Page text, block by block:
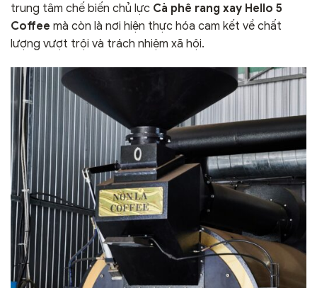
trung tâm chế biến chủ lực Cà phê rang xay Hello 5
Coffee mà còn là nơi hiện thực hóa cam kết về chất
lượng vượt trội và trách nhiệm xã hội.